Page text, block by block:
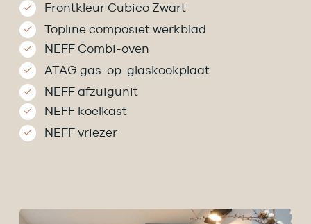
Frontkleur Cubico Zwart
Topline composiet werkblad
NEFF Combi-oven
ATAG gas-op-glaskookplaat
NEFF afzuigunit
NEFF koelkast
NEFF vriezer